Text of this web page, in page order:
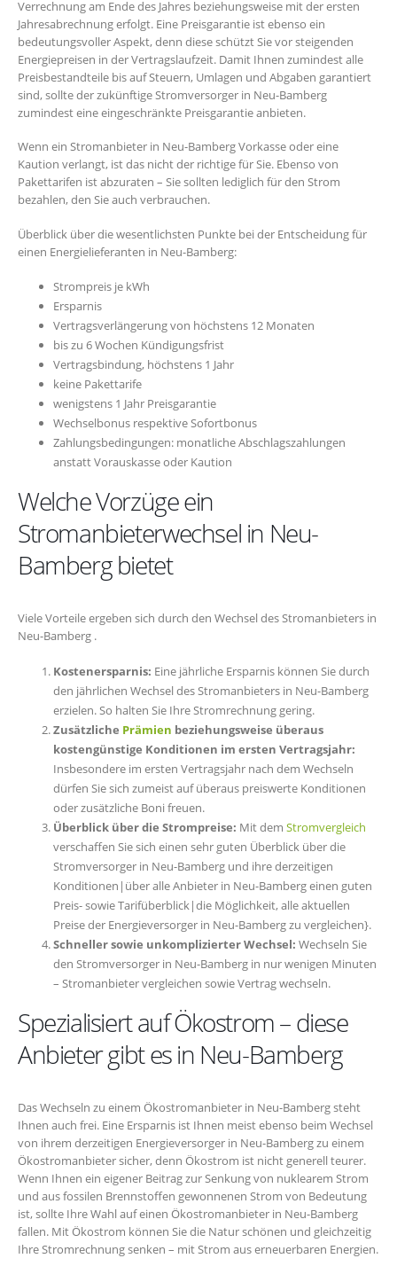
Verrechnung am Ende des Jahres beziehungsweise mit der ersten
Jahresabrechnung erfolgt. Eine Preisgarantie ist ebenso ein
bedeutungsvoller Aspekt, denn diese schützt Sie vor steigenden
Energiepreisen in der Vertragslaufzeit. Damit Ihnen zumindest alle
Preisbestandteile bis auf Steuern, Umlagen und Abgaben garantiert
sind, sollte der zukünftige Stromversorger in Neu-Bamberg
zumindest eine eingeschränkte Preisgarantie anbieten.
Wenn ein Stromanbieter in Neu-Bamberg Vorkasse oder eine
Kaution verlangt, ist das nicht der richtige für Sie. Ebenso von
Pakettarifen ist abzuraten – Sie sollten lediglich für den Strom
bezahlen, den Sie auch verbrauchen.
Überblick über die wesentlichsten Punkte bei der Entscheidung für
einen Energielieferanten in Neu-Bamberg:
Strompreis je kWh
Ersparnis
Vertragsverlängerung von höchstens 12 Monaten
bis zu 6 Wochen Kündigungsfrist
Vertragsbindung, höchstens 1 Jahr
keine Pakettarife
wenigstens 1 Jahr Preisgarantie
Wechselbonus respektive Sofortbonus
Zahlungsbedingungen: monatliche Abschlagszahlungen
anstatt Vorauskasse oder Kaution
Welche Vorzüge ein
Stromanbieterwechsel in Neu-
Bamberg bietet
Viele Vorteile ergeben sich durch den Wechsel des Stromanbieters in
Neu-Bamberg .
Kostenersparnis: Eine jährliche Ersparnis können Sie durch
den jährlichen Wechsel des Stromanbieters in Neu-Bamberg
erzielen. So halten Sie Ihre Stromrechnung gering.
Zusätzliche Prämien beziehungsweise überaus
kostengünstige Konditionen im ersten Vertragsjahr:
Insbesondere im ersten Vertragsjahr nach dem Wechseln
dürfen Sie sich zumeist auf überaus preiswerte Konditionen
oder zusätzliche Boni freuen.
Überblick über die Strompreise: Mit dem Stromvergleich
verschaffen Sie sich einen sehr guten Überblick über die
Stromversorger in Neu-Bamberg und ihre derzeitigen
Konditionen|über alle Anbieter in Neu-Bamberg einen guten
Preis- sowie Tarifüberblick|die Möglichkeit, alle aktuellen
Preise der Energieversorger in Neu-Bamberg zu vergleichen}.
Schneller sowie unkomplizierter Wechsel: Wechseln Sie
den Stromversorger in Neu-Bamberg in nur wenigen Minuten
– Stromanbieter vergleichen sowie Vertrag wechseln.
Spezialisiert auf Ökostrom – diese
Anbieter gibt es in Neu-Bamberg
Das Wechseln zu einem Ökostromanbieter in Neu-Bamberg steht
Ihnen auch frei. Eine Ersparnis ist Ihnen meist ebenso beim Wechsel
von ihrem derzeitigen Energieversorger in Neu-Bamberg zu einem
Ökostromanbieter sicher, denn Ökostrom ist nicht generell teurer.
Wenn Ihnen ein eigener Beitrag zur Senkung von nuklearem Strom
und aus fossilen Brennstoffen gewonnenen Strom von Bedeutung
ist, sollte Ihre Wahl auf einen Ökostromanbieter in Neu-Bamberg
fallen. Mit Ökostrom können Sie die Natur schönen und gleichzeitig
Ihre Stromrechnung senken – mit Strom aus erneuerbaren Energien.